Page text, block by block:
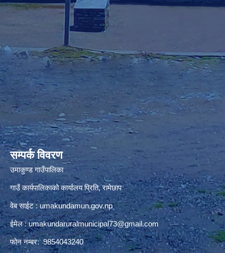
premium bootstrap themes
सम्पर्क विवरण
उमाकुण्ड गाउँपालिका
गाउँ कार्यपालिकाको कार्यालय प्रिति, रामेछाप
वेब साईट : umakundamun.gov.np
ईमेल :umakundaruralmunicipal73@gmail.com
फोन नम्बर: 9854043240